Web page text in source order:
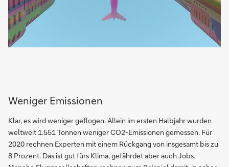
Weniger Emissionen
Klar, es wird weniger geflogen. Allein im ersten Halbjahr wurden
weltweit 1.551 Tonnen weniger CO2-Emissionen gemessen. Für
2020 rechnen Experten mit einem Rückgang von insgesamt bis zu
8 Prozent. Das ist gut fürs Klima, gefährdet aber auch Jobs.